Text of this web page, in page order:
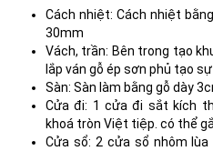
Cách nhiệt: Cách nhiệt
30mm
Vách, trần: Bên trong tạo
lắp ván gỗ ép sơn phủ tạo
Sàn: Sàn làm bằng gỗ dày
Cửa đi: 1 cửa đi sắt kích
khoá tròn Việt tiệp. có thể
Cửa sổ: 2 cửa sổ nhôm